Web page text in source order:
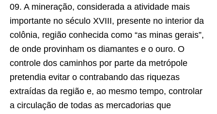
09. A mineração, considerada a atividade mais
importante no século XVIII, presente no interior da
colônia, região conhecida como “as minas gerais”,
de onde provinham os diamantes e o ouro. O
controle dos caminhos por parte da metrópole
pretendia evitar o contrabando das riquezas
extraídas da região e, ao mesmo tempo, controlar
a circulação de todas as mercadorias que